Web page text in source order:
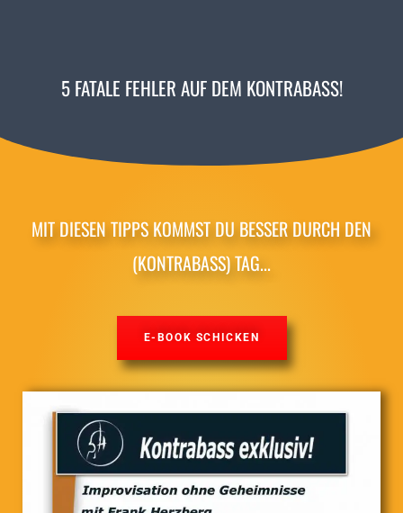
5 FATALE FEHLER AUF DEM KONTRABASS!
MIT DIESEN TIPPS KOMMST DU BESSER DURCH DEN
(KONTRABASS) TAG...
E-BOOK SCHICKEN